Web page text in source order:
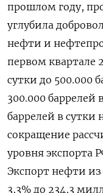
прошлом году,
углубила
нефти и
первом квартале
сутки до 500.000
300.000 баррелей
баррелей в сутки
сокращение
уровня экспорта
Экспорт нефти из
3,3% до 234,3